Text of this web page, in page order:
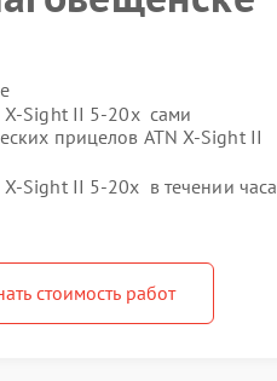
X-Sight II 5-20x сами
прицелов ATN X-Sight II
Sight II 5-20x в течении часа
стоимость работ